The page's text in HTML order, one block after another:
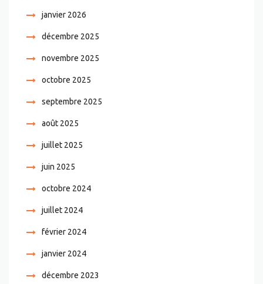
janvier 2026
décembre 2025
novembre 2025
octobre 2025
septembre 2025
août 2025
juillet 2025
juin 2025
octobre 2024
juillet 2024
février 2024
janvier 2024
décembre 2023